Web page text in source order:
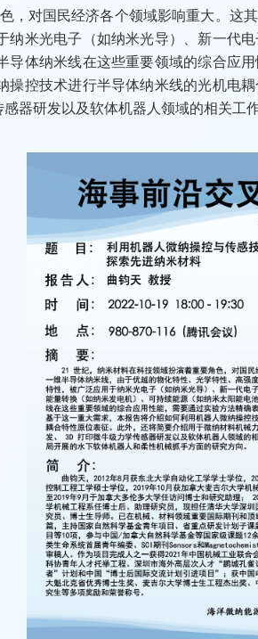
，对国民经济各个领域影响重大。这
纳米光电子（如纳米光导）、新一代
导体纳米线在这些重要领域的综合应
操控技术进行半导体纳米线的光机电
器研发以及软体机器人领域的相关